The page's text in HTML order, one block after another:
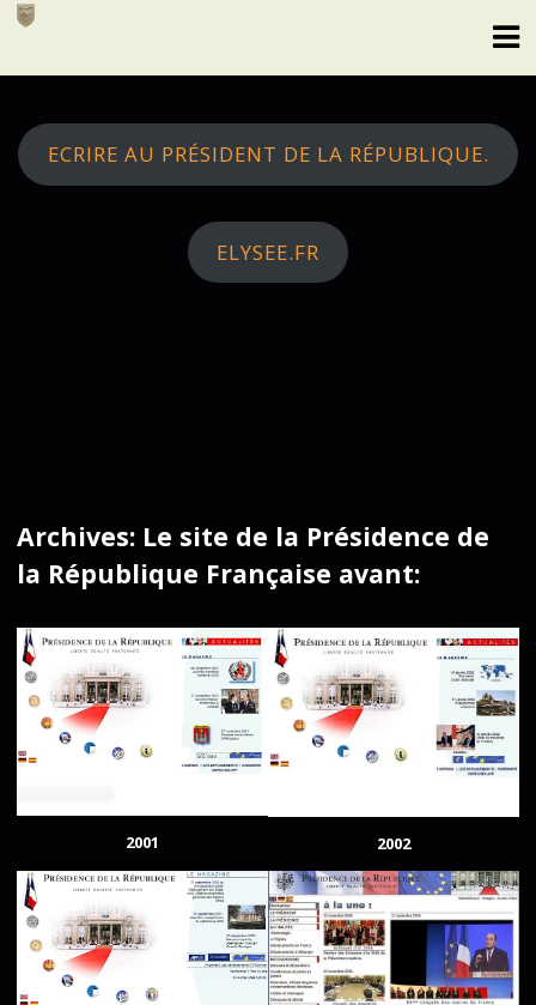
Skip
ECRIRE AU PRÉSIDENT DE LA RÉPUBLIQUE.
ELYSEE.FR
Archives: Le site de la Présidence de
la République Française avant:
2001 2002